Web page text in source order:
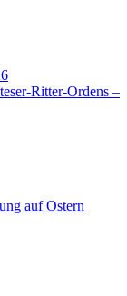
Ritter-Ordens –
auf Ostern